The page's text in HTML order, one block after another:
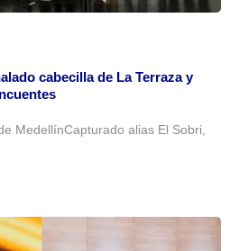
cabecilla de La Terraza y
MedellínCapturado alias El Sobri,